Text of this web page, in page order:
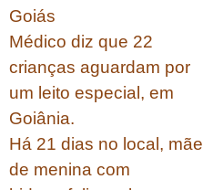
Goiás
Médico diz que 22
crianças aguardam por
um leito especial, em
Goiânia.
Há 21 dias no local, mãe
de menina com